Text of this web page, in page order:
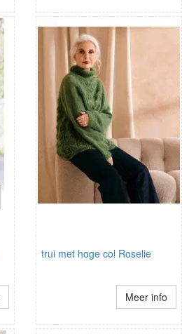
trui met hoge col Roselie
Meer info